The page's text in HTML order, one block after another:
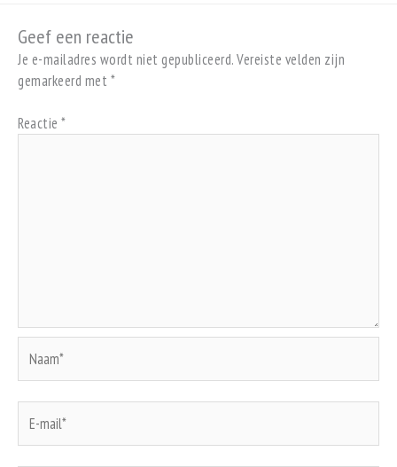
Geef een reactie
Je e-mailadres wordt niet gepubliceerd.Vereiste velden zijn
gemarkeerd met *
Reactie *
mail*